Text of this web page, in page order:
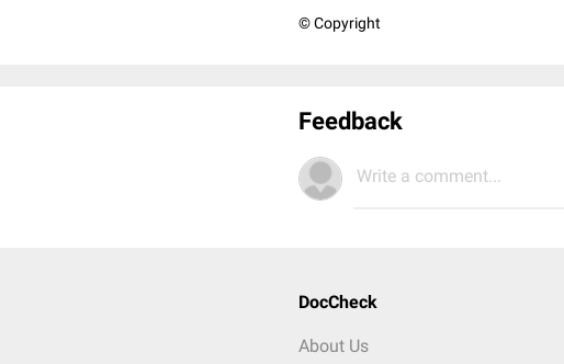
© Copyright
Feedback
Write a comment...
DocCheck
About Us